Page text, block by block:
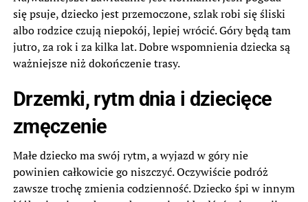
się psuje, dziecko jest przemoczone, szlak robi się śliski
albo rodzice czują niepokój, lepiej wrócić. Góry będą tam
jutro, za rok i za kilka lat. Dobre wspomnienia dziecka są
ważniejsze niż dokończenie trasy.
Drzemki, rytm dnia i dziecięce
zmęczenie
Małe dziecko ma swój rytm, a wyjazd w góry nie
powinien całkowicie go niszczyć. Oczywiście podróż
zawsze trochę zmienia codzienność. Dziecko śpi w innym